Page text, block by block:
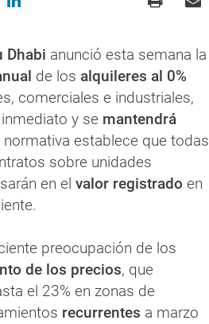
Dhabi anunció esta semana la
de los alquileres al 0%
comerciales e industriales,
y se mantendrá
establece que todas
sobre unidades
en el valor registrado en
preocupación de los
de los precios, que
el 23% en zonas de
recurrentes a marzo